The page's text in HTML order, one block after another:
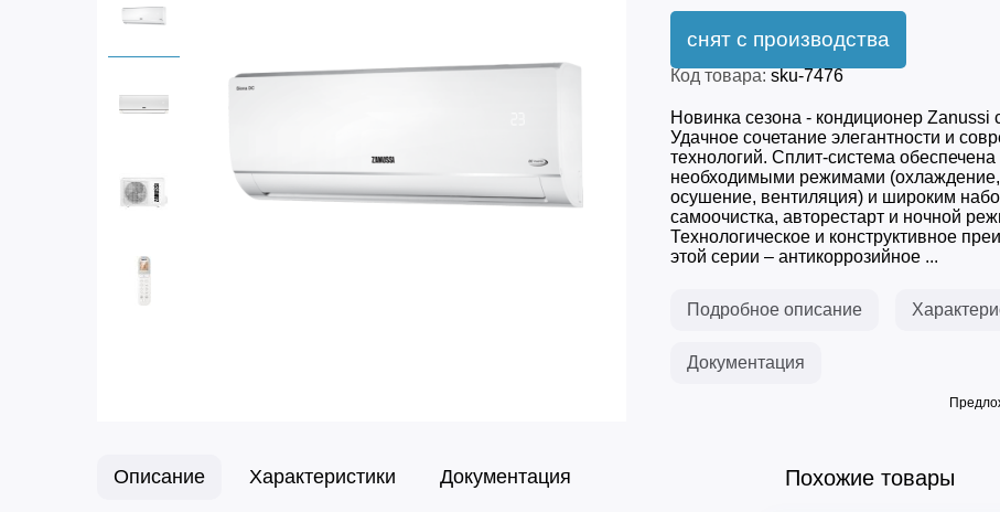
Код товара: sku-7476
Новинка сезона - кондиционер Zanussi
Удачное сочетание элегантности и
технологий. Сплит-система
необходимыми режимами (охлаждение,
осушение, вентиляция) и широким
самоочистка, авторестарт и ночной
Технологическое и конструктивное
этой серии – антикоррозийное ...
Подробное описание
Документация
Описание Характеристики Документация Похожие товары